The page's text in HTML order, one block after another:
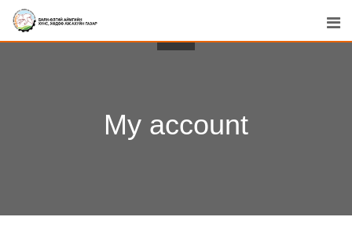
Skip
My account